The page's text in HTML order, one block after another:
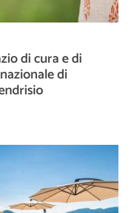
di cura e di
di